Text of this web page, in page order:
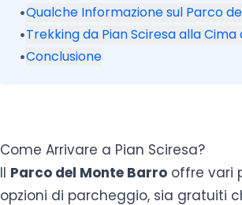
•Qualche Informazione sul Parco
•Trekking da Pian Sciresa alla
•Conclusione
Come Arrivare a Pian Sciresa?
Il Parco del Monte Barro offre vari
opzioni di parcheggio, sia gratuiti